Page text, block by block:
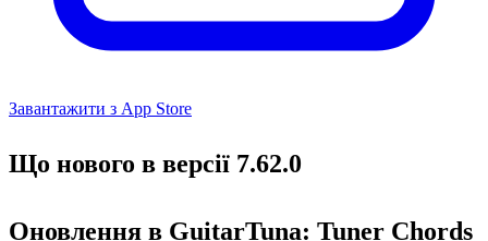
Завантажити з App Store
Що нового в версії 7.62.0
Оновлення в GuitarTuna: Tuner Chords